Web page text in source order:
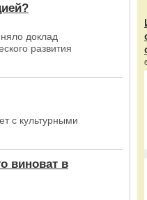
доклад
развития
с культурными
виноват в